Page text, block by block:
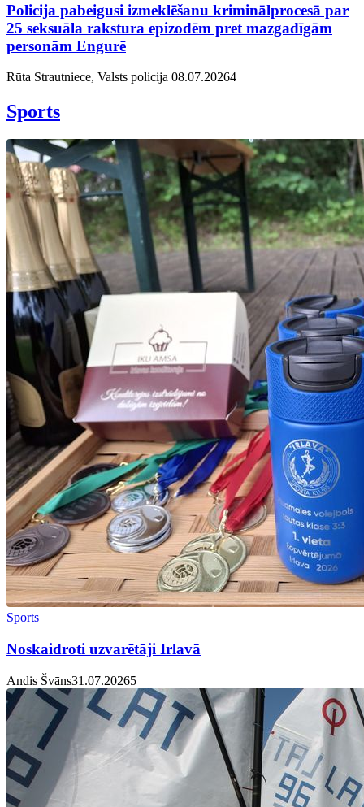
Policija pabeigusi izmeklēšanu kriminālprocesā par
25 seksuāla rakstura epizodēm pret mazgadīgām
personām Engurē
Rūta Strautniece, Valsts policija 08.07.20264
Sports
Sports
Noskaidroti uzvarētāji Irlavā
Andis Švāns31.07.20265